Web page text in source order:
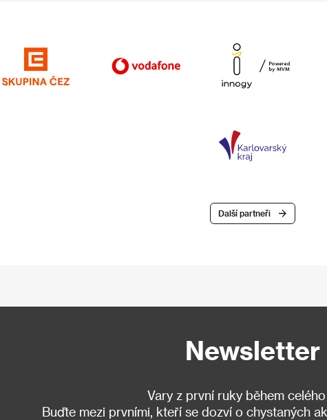
Další partneři
Newsletter
Vary z první ruky během
Buďte mezi prvními, kteří se dozví o chystaných